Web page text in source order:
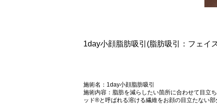
1day小顔脂肪吸引(脂肪吸引：フェ
施術名：1day小顔脂肪吸引
施術内容：脂肪を減らしたい箇所に合わせて目立
ッド®と呼ばれる溶ける繊維をお顔の目立たない